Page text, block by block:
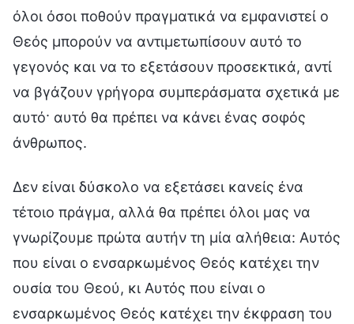
όλοι όσοι ποθούν πραγματικά να εμφανιστεί ο
Θεός μπορούν να αντιμετωπίσουν αυτό το
γεγονός και να το εξετάσουν προσεκτικά, αντί
να βγάζουν γρήγορα συμπεράσματα σχετικά με
αυτό· αυτό θα πρέπει να κάνει ένας σοφός
άνθρωπος.
Δεν είναι δύσκολο να εξετάσει κανείς ένα
τέτοιο πράγμα, αλλά θα πρέπει όλοι μας να
γνωρίζουμε πρώτα αυτήν τη μία αλήθεια: Αυτός
που είναι ο ενσαρκωμένος Θεός κατέχει την
ουσία του Θεού, κι Αυτός που είναι ο
ενσαρκωμένος Θεός κατέχει την έκφραση του